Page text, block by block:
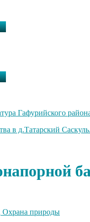
Гафурийского
в д.Татарский Саскуль.
Охрана природы